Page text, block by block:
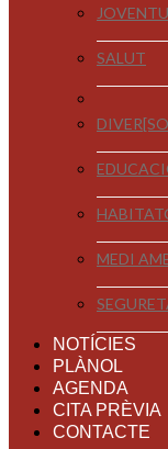
SALUT
MEDI
NOTÍCIES
PLÀNOL
AGENDA
CITA PRÈVIA
CONTACTE